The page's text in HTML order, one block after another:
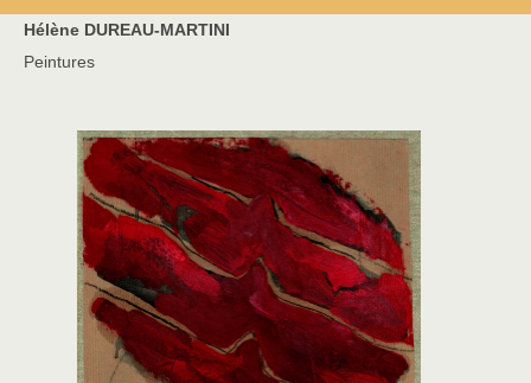
Hélène DUREAU-MARTINI
Peintures